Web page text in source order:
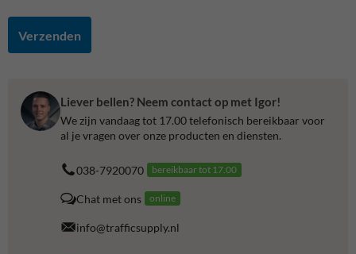
Verzenden
Liever bellen? Neem contact op met Igor!
We zijn vandaag tot 17.00 telefonisch bereikbaar voor
al je vragen over onze producten en diensten.
038-7920070 bereikbaar tot 17.00
Chat met ons online
info@trafficsupply.nl